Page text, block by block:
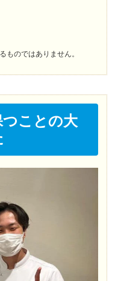
ものではありません。
ことの大